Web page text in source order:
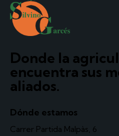
Donde la
encuentra sus
aliados.
Dónde estamos
Carrer Partida Malpàs, 6